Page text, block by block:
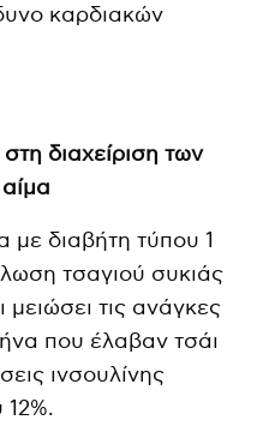
καρδιακών
διαχείριση των
με διαβήτη τύπου 1
τσαγιού συκιάς
τις ανάγκες
που έλαβαν τσάι
ινσουλίνης